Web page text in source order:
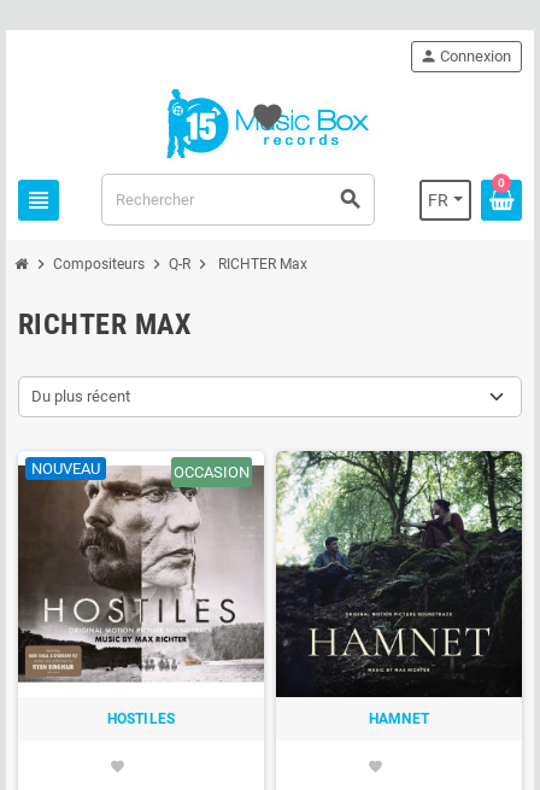
view_headline search FR
person Connexion
0
favorite
chevron_right Compositeurs chevron_right Q-R chevron_right RICHTER Max
RICHTER MAX
Du plus récent
NOUVEAU OCCASION
HOSTILES
favorite
HAMNET
favorite